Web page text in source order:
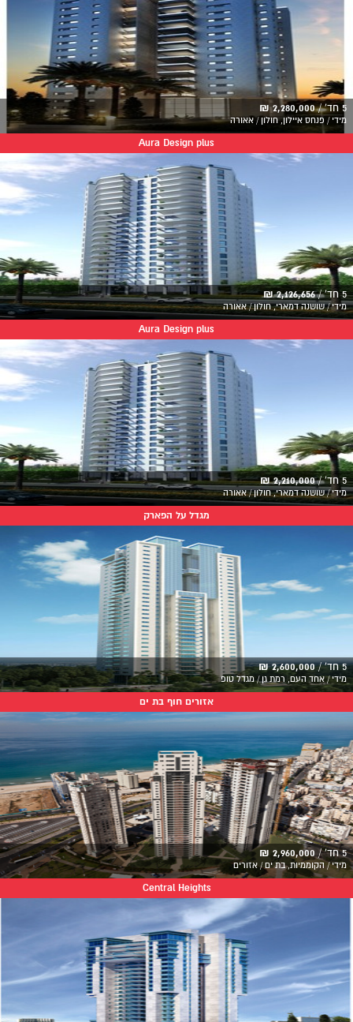
5 חד' / 2,280,000 ₪
מידי / פנחס איילון, חולון / אאורה
Aura Design plus
5 חד' / 2,126,656 ₪
מידי / שושנה דמארי, חולון / אאורה
Aura Design plus
5 חד' / 2,210,000 ₪
מידי / שושנה דמארי, חולון / אאורה
מגדל על הפארק
5 חד' / 2,600,000 ₪
מידי / אחד העם, רמת גן / מגדל טופ
אזורים חוף בת ים
5 חד' / 2,960,000 ₪
מידי / הקוממיות, בת ים / אזורים
Central Heights